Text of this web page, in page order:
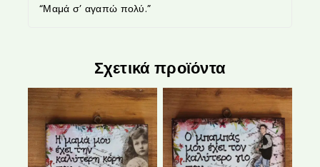
“Μαμά σ’ αγαπώ πολύ.”
Σχετικά προϊόντα